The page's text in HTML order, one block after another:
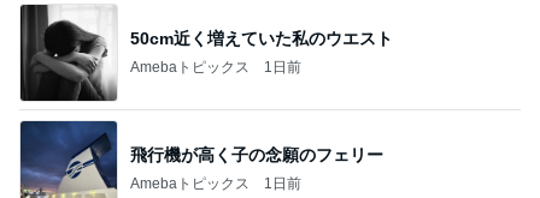
50cm近く増えていた私のウエスト
Amebaトピックス 1日前
飛行機が高く子の念願のフェリー
Amebaトピックス 1日前